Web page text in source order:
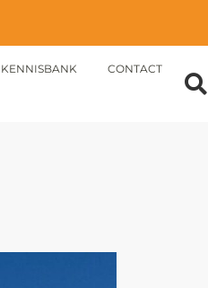
KENNISBANK CONTACT